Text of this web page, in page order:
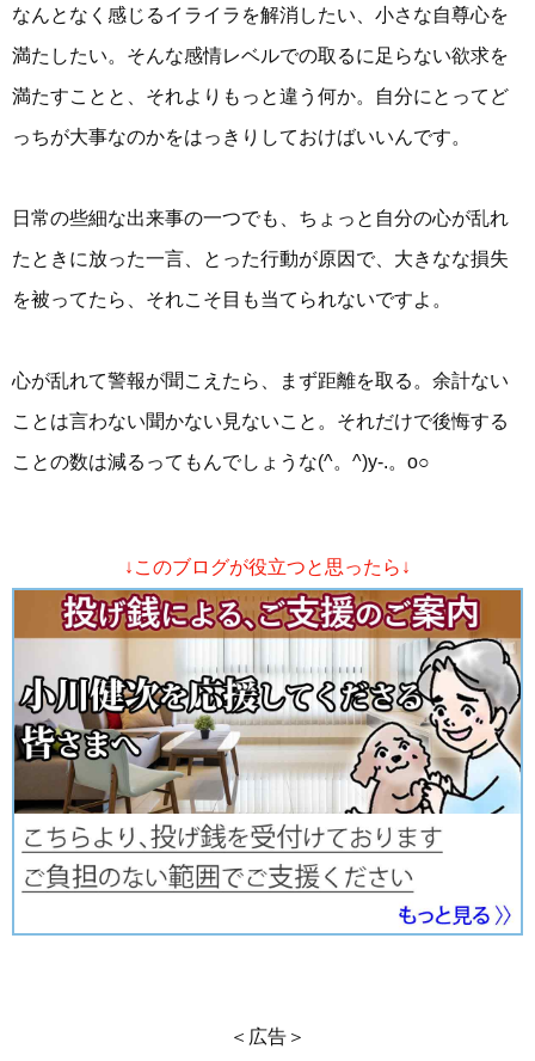
なんとなく感じるイライラを解消したい、小さな自尊心を
満たしたい。そんな感情レベルでの取るに足らない欲求を
満たすことと、それよりもっと違う何か。自分にとってど
っちが大事なのかをはっきりしておけばいいんです。
日常の些細な出来事の一つでも、ちょっと自分の心が乱れ
たときに放った一言、とった行動が原因で、大きなな損失
を被ってたら、それこそ目も当てられないですよ。
心が乱れて警報が聞こえたら、まず距離を取る。余計ない
ことは言わない聞かない見ないこと。それだけで後悔する
ことの数は減るってもんでしょうな(^。^)y-.。o○
↓このブログが役立つと思ったら↓
＜広告＞